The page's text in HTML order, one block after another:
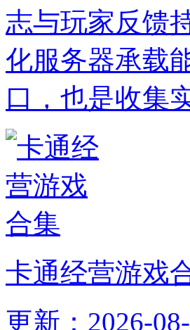
志与玩家反馈
化服务器承载
口，也是收集
卡通经营游戏
更新：2026-